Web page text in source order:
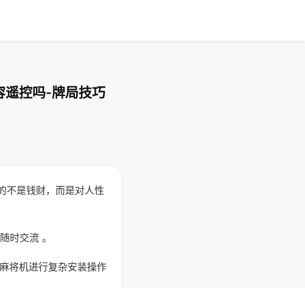
遥控吗-牌局技巧
不是钱财，而是对人性
时交流 。
将机进行复杂安装操作